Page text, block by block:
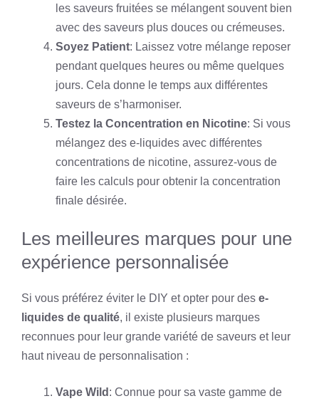
les saveurs fruitées se mélangent souvent bien
avec des saveurs plus douces ou crémeuses.
Soyez Patient: Laissez votre mélange reposer
pendant quelques heures ou même quelques
jours. Cela donne le temps aux différentes
saveurs de s’harmoniser.
Testez la Concentration en Nicotine: Si vous
mélangez des e-liquides avec différentes
concentrations de nicotine, assurez-vous de
faire les calculs pour obtenir la concentration
finale désirée.
Les meilleures marques pour une
expérience personnalisée
Si vous préférez éviter le DIY et opter pour des e-
liquides de qualité, il existe plusieurs marques
reconnues pour leur grande variété de saveurs et leur
haut niveau de personnalisation :
Vape Wild : Connue pour sa vaste gamme de